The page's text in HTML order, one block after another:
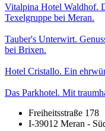
Vitalpina Hotel Waldhof.
Texelgruppe bei Meran.
Tauber's Unterwirt.
bei Brixen.
Hotel Cristallo. Ein
Das Parkhotel. Mit
Freiheitsstraße 178
I-39012 Meran -